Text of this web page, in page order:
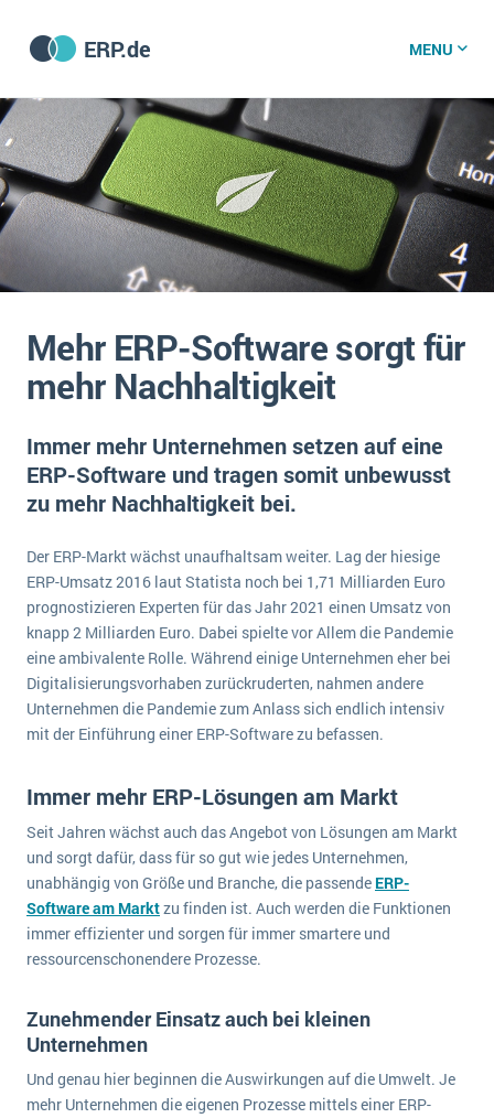
ERP.de
ERP software
Die 15 Schritte einer ERP‑Einführung
Was ist ERP?
Hintergrund
ERP-Software nach Branche
Plattform
Funktionalitäten
Kosten
Vergleich
Auswahl
Einführung
Schulung
Auswertung
Service und Wartung
ERP vergleichen
ERP für jede Branche
ERP-Software nach Branchen
Ämter
Bildungseinrichtungen
E-commerce
Finanzen
Grosshandel
Handel
Handwerk
Health Care
Installation
Landwirtschaft
Maschinenbau
Medien
NGO
Lebensmittelindustrie
Produktion
Immobilien
Services
ERP Wissenszentrum
Vorgestellt
Die 4 Komponenten eines CRM-Systems
5 Funktionen einer ERP-Software für Konzerne
Was ist Data Mining? - Ein Leitfaden für Unternehmen
ERP Wissenszentrum
Service Level Agreements (SLA) und ERP: Was muss man wissen?
ERP-Software für Abfallentsorger
Was ist ERP?
ERP-Experten
Offene Stellen bei ERP-Lieferanten
Über uns
DSGVO/GDPR
Impressum
Kontakt
MENU
Mehr ERP-Software sorgt für
mehr Nachhaltigkeit
Immer mehr Unternehmen setzen auf eine
ERP-Software und tragen somit unbewusst
zu mehr Nachhaltigkeit bei.
Der ERP-Markt wächst unaufhaltsam weiter. Lag der hiesige
ERP-Umsatz 2016 laut Statista noch bei 1,71 Milliarden Euro
prognostizieren Experten für das Jahr 2021 einen Umsatz von
knapp 2 Milliarden Euro. Dabei spielte vor Allem die Pandemie
eine ambivalente Rolle. Während einige Unternehmen eher bei
Digitalisierungsvorhaben zurückruderten, nahmen andere
Unternehmen die Pandemie zum Anlass sich endlich intensiv
mit der Einführung einer ERP-Software zu befassen.
Immer mehr ERP-Lösungen am Markt
Seit Jahren wächst auch das Angebot von Lösungen am Markt
und sorgt dafür, dass für so gut wie jedes Unternehmen,
unabhängig von Größe und Branche, die passende ERP-
Software am Marktzu finden ist. Auch werden die Funktionen
immer effizienter und sorgen für immer smartere und
ressourcenschonendere Prozesse.
Zunehmender Einsatz auch bei kleinen
Unternehmen
Und genau hier beginnen die Auswirkungen auf die Umwelt. Je
mehr Unternehmen die eigenen Prozesse mittels einer ERP-